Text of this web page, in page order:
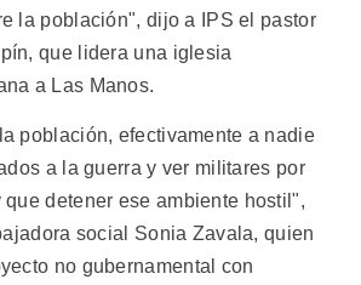
la población", dijo a IPS el pastor
que lidera una iglesia
a Las Manos.
población, efectivamente a nadie
a la guerra y ver militares por
detener ese ambiente hostil",
social Sonia Zavala, quien
no gubernamental con